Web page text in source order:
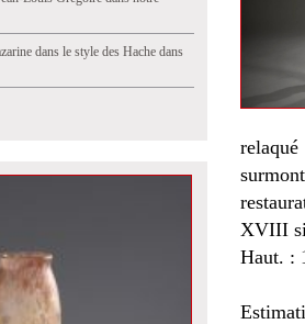
dans le style des Hache dans
XVIII
Haut. :